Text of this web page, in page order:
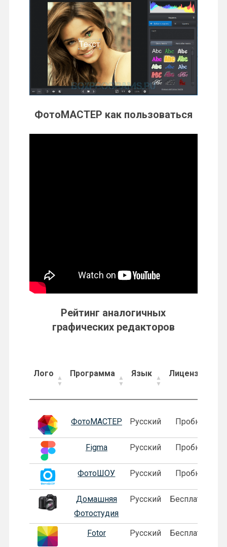
ФотоМАСТЕР как пользоваться
Рейтинг аналогичных
графических редакторов
Лого Программа Язык Лицензия
Лого Программа Язык Лицензия
ФотоМАСТЕР Русский Пробная
Figma Русский Пробная
ФотоШОУ Русский Пробная
Домашняя
Фотостудия
Русский Бесплатная
Fotor Русский Бесплатная